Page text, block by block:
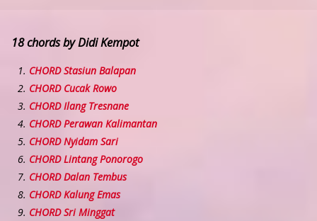
18 chords by Didi Kempot
CHORD Stasiun Balapan
CHORD Cucak Rowo
CHORD Ilang Tresnane
CHORD Perawan Kalimantan
CHORD Nyidam Sari
CHORD Lintang Ponorogo
CHORD Dalan Tembus
CHORD Kalung Emas
CHORD Sri Minggat